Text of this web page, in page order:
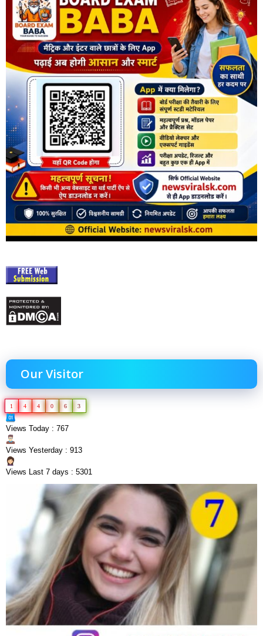
Our Visitor
1 4 4 0 6 3
Views Today : 767
Views Yesterday : 913
Views Last 7 days : 5301